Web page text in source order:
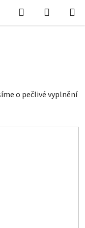
Hledat
KOŠÍK
o pečlivé vyplnění